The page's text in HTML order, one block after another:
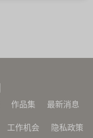
作品集 最新消息
工作机会 隐私政策